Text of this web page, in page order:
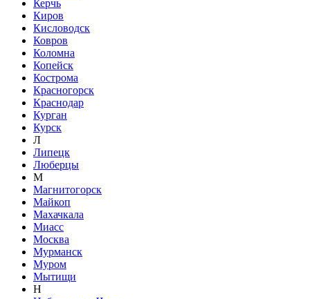
Керчь
Киров
Кисловодск
Ковров
Коломна
Копейск
Кострома
Красногорск
Краснодар
Курган
Курск
Л
Липецк
Люберцы
М
Магнитогорск
Майкоп
Махачкала
Миасс
Москва
Мурманск
Муром
Мытищи
Н